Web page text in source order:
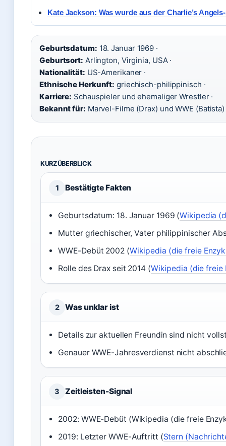
Kate Jackson: Was wurde aus der Charlie’s
Geburtsdatum: 18. Januar 1969 ·
Geburtsort: Arlington, Virginia, USA ·
Nationalität: US-Amerikaner ·
Ethnische Herkunft: griechisch-philippinisch ·
Karriere: Schauspieler und ehemaliger Wrestler ·
Bekannt für: Marvel-Filme (Drax) und WWE (Batista)
KURZÜBERBLICK
1 Bestätigte Fakten
Geburtsdatum: 18. Januar 1969 (Wikipedia
Mutter griechischer, Vater philippinischer
WWE-Debüt 2002 (Wikipedia (die freie
Rolle des Drax seit 2014 (Wikipedia (die freie
2 Was unklar ist
Details zur aktuellen Freundin sind nicht
Genauer WWE-Jahresverdienst nicht
3 Zeitleisten-Signal
2002: WWE-Debüt (Wikipedia (die freie
2019: Letzter WWE-Auftritt (Stern